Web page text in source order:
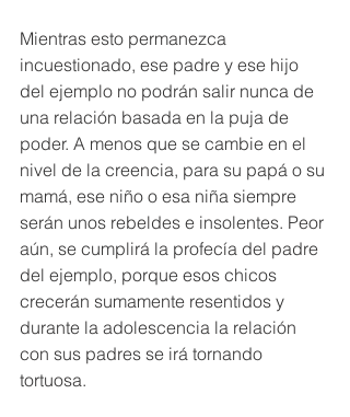
Mientras esto permanezca
incuestionado, ese padre y ese hijo
del ejemplo no podrán salir nunca de
una relación basada en la puja de
poder. A menos que se cambie en el
nivel de la creencia, para su papá o su
mamá, ese niño o esa niña siempre
serán unos rebeldes e insolentes. Peor
aún, se cumplirá la profecía del padre
del ejemplo, porque esos chicos
crecerán sumamente resentidos y
durante la adolescencia la relación
con sus padres se irá tornando
tortuosa.